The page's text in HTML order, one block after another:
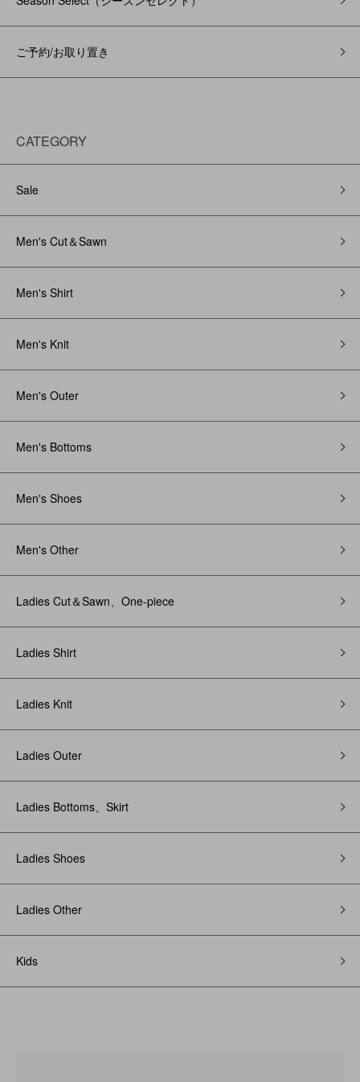
ご予約/お取り置き
CATEGORY
Sale
Men's Cut＆Sawn
Men's Shirt
Men's Knit
Men's Outer
Men's Bottoms
Men's Shoes
Men's Other
Ladies Cut＆Sawn、One-piece
Ladies Shirt
Ladies Knit
Ladies Outer
Ladies Bottoms、Skirt
Ladies Shoes
Ladies Other
Kids